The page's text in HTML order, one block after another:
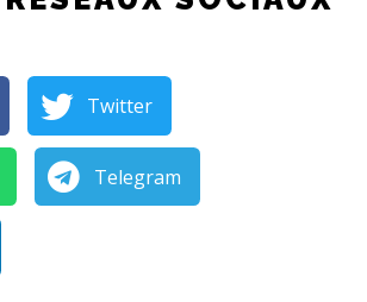
Twitter
Telegram